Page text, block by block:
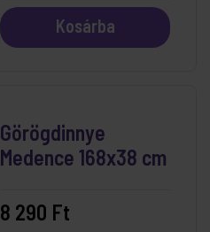
Kosárba
Görögdinnye
Medence 168x38 cm
8 290 Ft